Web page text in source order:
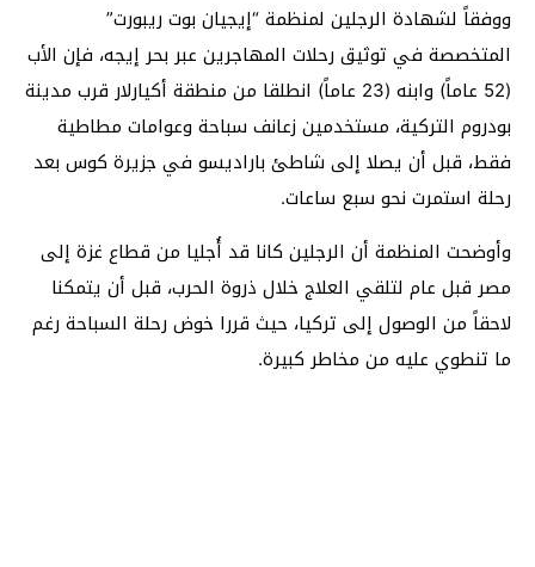
ووفقاً لشهادة الرجلين لمنظمة “إيجيان بوت ريبورت”
المتخصصة في توثيق رحلات المهاجرين عبر بحر إيجه، فإن الأب
(52 عاماً) وابنه (23 عاماً) انطلقا من منطقة أكيارلار قرب مدينة
بودروم التركية، مستخدمين زعانف سباحة وعوامات مطاطية
فقط، قبل أن يصلا إلى شاطئ باراديسو في جزيرة كوس بعد
رحلة استمرت نحو سبع ساعات.
وأوضحت المنظمة أن الرجلين كانا قد أُجليا من قطاع غزة إلى
مصر قبل عام لتلقي العلاج خلال ذروة الحرب، قبل أن يتمكنا
لاحقاً من الوصول إلى تركيا، حيث قررا خوض رحلة السباحة رغم
ما تنطوي عليه من مخاطر كبيرة.